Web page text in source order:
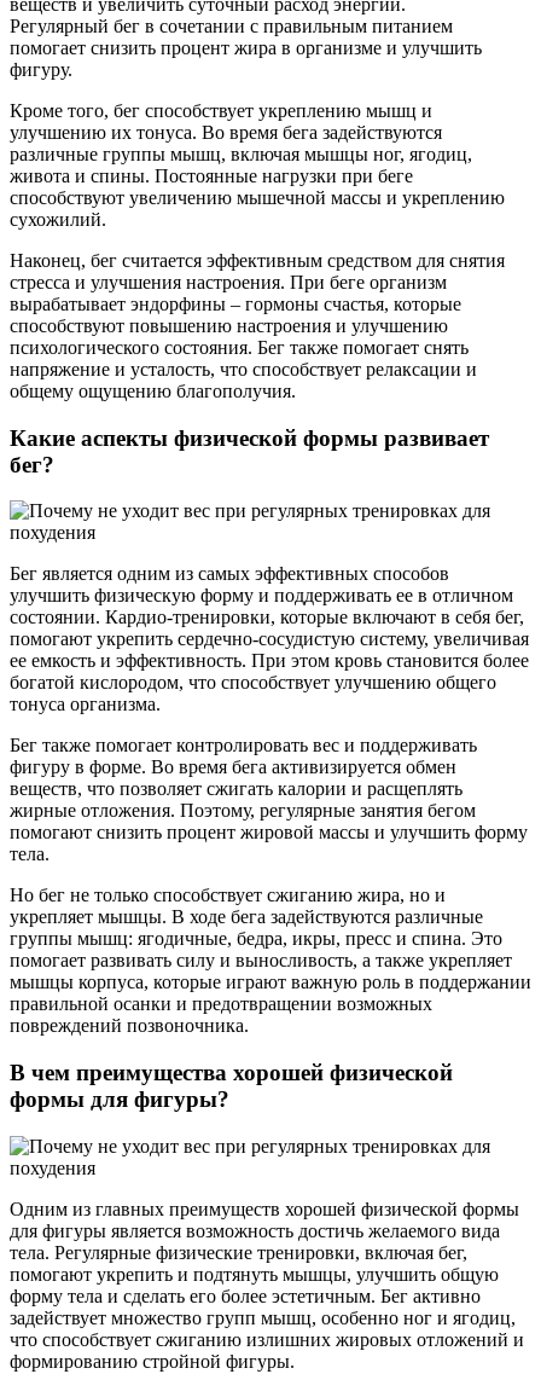
Регулярный бег в сочетании с правильным питанием
помогает снизить процент жира в организме и улучшить
фигуру.
Кроме того, бег способствует укреплению мышц и
улучшению их тонуса. Во время бега задействуются
различные группы мышц, включая мышцы ног, ягодиц,
живота и спины. Постоянные нагрузки при беге
способствуют увеличению мышечной массы и укреплению
сухожилий.
Наконец, бег считается эффективным средством для снятия
стресса и улучшения настроения. При беге организм
вырабатывает эндорфины – гормоны счастья, которые
способствуют повышению настроения и улучшению
психологического состояния. Бег также помогает снять
напряжение и усталость, что способствует релаксации и
общему ощущению благополучия.
Какие аспекты физической формы развивает
бег?
Бег является одним из самых эффективных способов
улучшить физическую форму и поддерживать ее в отличном
состоянии. Кардио-тренировки, которые включают в себя бег,
помогают укрепить сердечно-сосудистую систему, увеличивая
ее емкость и эффективность. При этом кровь становится более
богатой кислородом, что способствует улучшению общего
тонуса организма.
Бег также помогает контролировать вес и поддерживать
фигуру в форме. Во время бега активизируется обмен
веществ, что позволяет сжигать калории и расщеплять
жирные отложения. Поэтому, регулярные занятия бегом
помогают снизить процент жировой массы и улучшить форму
тела.
Но бег не только способствует сжиганию жира, но и
укрепляет мышцы. В ходе бега задействуются различные
группы мышц: ягодичные, бедра, икры, пресс и спина. Это
помогает развивать силу и выносливость, а также укрепляет
мышцы корпуса, которые играют важную роль в поддержании
правильной осанки и предотвращении возможных
повреждений позвоночника.
В чем преимущества хорошей физической
формы для фигуры?
Одним из главных преимуществ хорошей физической формы
для фигуры является возможность достичь желаемого вида
тела. Регулярные физические тренировки, включая бег,
помогают укрепить и подтянуть мышцы, улучшить общую
форму тела и сделать его более эстетичным. Бег активно
задействует множество групп мышц, особенно ног и ягодиц,
что способствует сжиганию излишних жировых отложений и
формированию стройной фигуры.